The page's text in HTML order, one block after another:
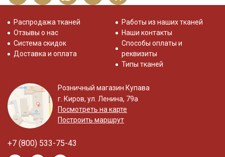
Распродажа тканей
Отзывы о нас
Система скидок
Доставка и оплата
Работы из наших тканей
Наши контакты
Способы оплаты и
реквизиты
Типы тканей
Розничный магазин Купава
г. Киров, ул. Ленина, 79а
Посмотреть на карте
Построить маршрут
+7 (800) 533-75-43